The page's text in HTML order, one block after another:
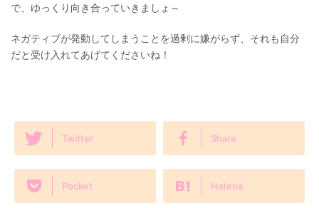
で、ゆっくり向き合っていきましょ～
ネガティブが発動してしまうことを過剰に嫌がらず、それも自分
だと受け入れてあげてくださいね！
Twitter Share
Pocket Hatena